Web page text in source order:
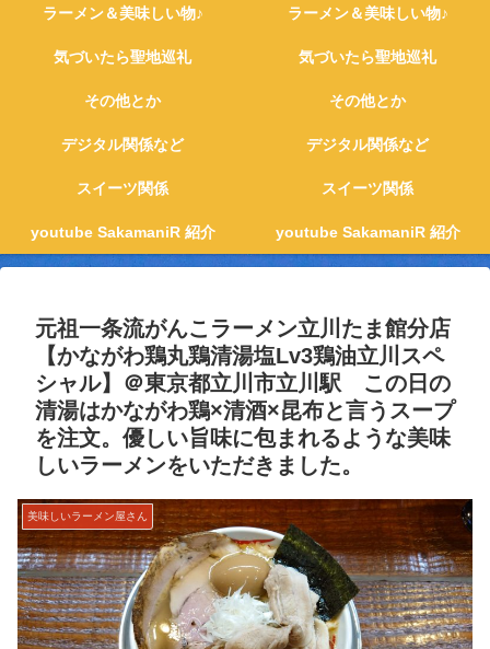
ラーメン＆美味しい物♪ ラーメン＆美味しい物♪
気づいたら聖地巡礼 気づいたら聖地巡礼
その他とか その他とか
デジタル関係など デジタル関係など
スイーツ関係 スイーツ関係
youtube SakamaniR 紹介 youtube SakamaniR 紹介
元祖一条流がんこラーメン立川たま館分店
【かながわ鶏丸鶏清湯塩Lv3鶏油立川スペ
シャル】＠東京都立川市立川駅 この日の
清湯はかながわ鶏×清酒×昆布と言うスープ
を注文。優しい旨味に包まれるような美味
しいラーメンをいただきました。
美味しいラーメン屋さん